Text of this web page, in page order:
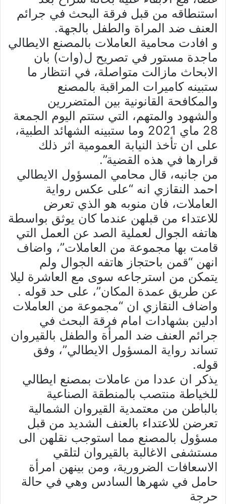
استنطاقه من قبل فرقة البحث في جرائم
العنف ضد المراة والطفل بالجهة.
و افادت محامية العاملات بالمصنع الايطالي
ماجدة مستور في تصريح ل(وات) بان
الابحاث مازالت متواصلة، في انتظار ما
ستبينه كاميرات المراقبة بالمصنع
والمكافحة القانونية بين المتضررين
والشهود والمتهم، التي ستتم اليوم الجمعة
28 ماي 2021 وما ستبينه الشهائد الطبية،
على ان تأخذ النيابة العمومية اثر ذلك
قرارها في هذه القضية”.
من جانبه، قال محامي المسؤول الايطالي
احمد النقازي انه “على عكس رواية
العاملات، فان منوبه هو الذي تعرض
للاعتداء من قبلهن عندما كان يوثق بواسطة
هاتفه الجوال لعملية الصد عن العمل التي
قامت بها مجموعة من العاملات”، واضاف
انهن “قمن باحتجاز هاتفه الجوال ولم
يتمكن من استرجاعه سوى مع العاشرة ليلا
عن طريق عمدة المكان”، على حد قوله .
واضاف النقازي ان “مجموعة من العاملات
ادلين بشهادات امام فرقة البحث في
جرائم العنف ضد المرأة والطفل بالقيروان
تساند رواية المسؤول الايطالي”، وفق
قوله.
يذكر ان عددا من عاملات بمصنع ايطالي
للخياطة منتصب بالمنطقة الصناعية
بالباطن من معتمدية القيروان الشمالية
تعرضن للاعتداء بالعنف الشديد من قبل
مسؤول بالمصنع مما استوجب نقلهن الى
مستشفى الاغالبة بالقيروان لتلقي
الاسعافات الضرورية، ومن بينهن امرأة
حامل في شهرها السادس وهي في حالة
حرجة